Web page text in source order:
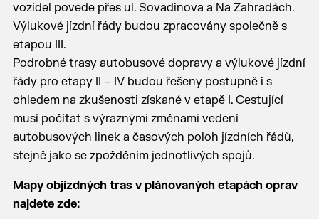
vozidel povede přes ul. Sovadinova a Na Zahradách.
Výlukové jízdní řády budou zpracovány společně s
etapou III.
Podrobné trasy autobusové dopravy a výlukové jízdní
řády pro etapy II – IV budou řešeny postupně i s
ohledem na zkušenosti získané v etapě I. Cestující
musí počítat s výraznými změnami vedení
autobusových linek a časových poloh jízdních řádů,
stejně jako se zpožděním jednotlivých spojů.
Mapy objízdných tras v plánovaných etapách oprav
najdete zde: